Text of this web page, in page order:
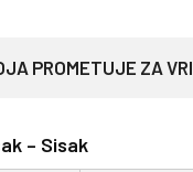
PROMETUJE ZA
– Sisak